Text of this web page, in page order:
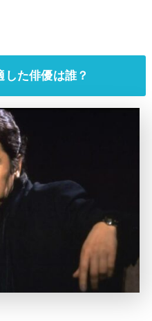
た俳優は誰？